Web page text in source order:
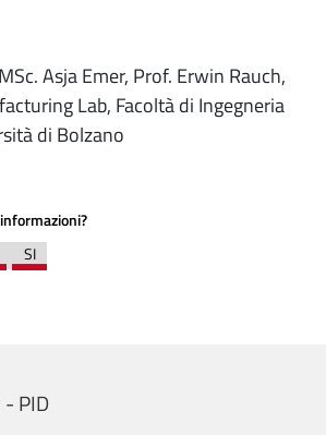
Asja Emer, Prof. Erwin Rauch,
Lab, Facoltà di Ingegneria
di Bolzano
PID